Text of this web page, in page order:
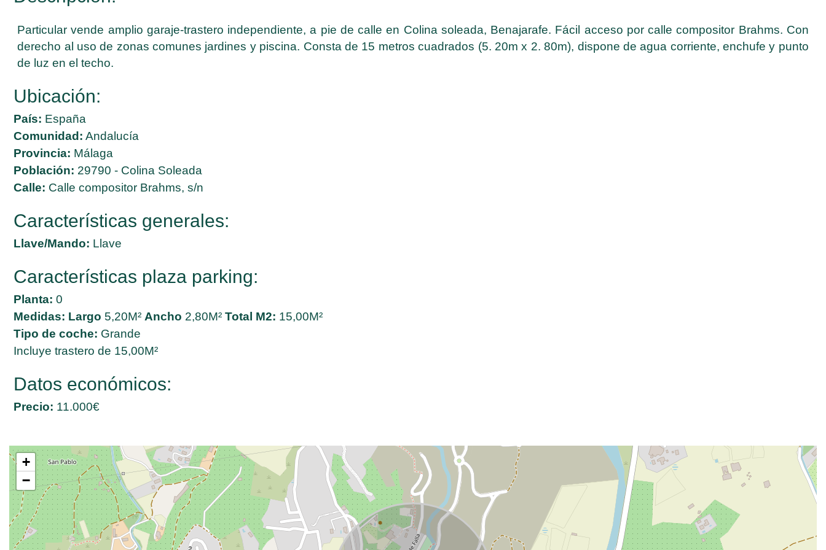
Particular vende amplio garaje-trastero independiente, a pie de calle en Colina soleada, Benajarafe. Fácil acceso por calle compositor Brahms. Con
derecho al uso de zonas comunes jardines y piscina. Consta de 15 metros cuadrados (5. 20m x 2. 80m), dispone de agua corriente, enchufe y punto
de luz en el techo.
Ubicación:
País: España
Comunidad: Andalucía
Provincia: Málaga
Población: 29790 - Colina Soleada
Calle: Calle compositor Brahms, s/n
Características generales:
Llave/Mando: Llave
Características plaza parking:
Planta: 0
Medidas: Largo 5,20M² Ancho 2,80M² Total M2: 15,00M²
Tipo de coche: Grande
Incluye trastero de 15,00M²
Datos económicos:
Precio: 11.000€
+
−